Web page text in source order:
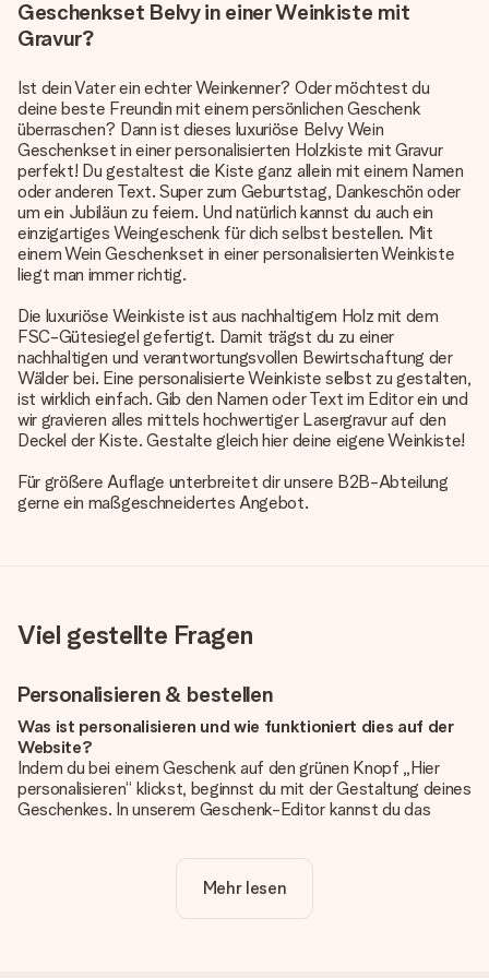
Geschenkset Belvy in einer Weinkiste mit
Gravur?
Ist dein Vater ein echter Weinkenner? Oder möchtest du
deine beste Freundin mit einem persönlichen Geschenk
überraschen? Dann ist dieses luxuriöse Belvy Wein
Geschenkset in einer personalisierten Holzkiste mit Gravur
perfekt! Du gestaltest die Kiste ganz allein mit einem Namen
oder anderen Text. Super zum Geburtstag, Dankeschön oder
um ein Jubiläun zu feiern. Und natürlich kannst du auch ein
einzigartiges Weingeschenk für dich selbst bestellen. Mit
einem Wein Geschenkset in einer personalisierten Weinkiste
liegt man immer richtig.
Die luxuriöse Weinkiste ist aus nachhaltigem Holz mit dem
FSC-Gütesiegel gefertigt. Damit trägst du zu einer
nachhaltigen und verantwortungsvollen Bewirtschaftung der
Wälder bei. Eine personalisierte Weinkiste selbst zu gestalten,
ist wirklich einfach. Gib den Namen oder Text im Editor ein und
wir gravieren alles mittels hochwertiger Lasergravur auf den
Deckel der Kiste. Gestalte gleich hier deine eigene Weinkiste!
Für größere Auflage unterbreitet dir unsere B2B-Abteilung
gerne ein maßgeschneidertes Angebot.
Viel gestellte Fragen
Personalisieren & bestellen
Was ist personalisieren und wie funktioniert dies auf der
Website?
Indem du bei einem Geschenk auf den grünen Knopf „Hier
personalisieren“ klickst, beginnst du mit der Gestaltung deines
Geschenkes. In unserem Geschenk-Editor kannst du das
noch eines unserer angebotenen Designs, um deinem
Geschenk die perfekte Ausstrahlung zu verleihen.
Mehr lesen